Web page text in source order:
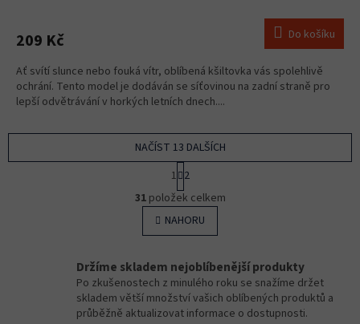
209 Kč Do košíku
Ať svítí slunce nebo fouká vítr, oblíbená kšiltovka vás spolehlivě
ochrání. Tento model je dodáván se síťovinou na zadní straně pro
lepší odvětrávání v horkých letních dnech....
O
v
l
á
a
c
í
p
NAČÍST 13 DALŠÍCH
S
t
r
á
n
k
v
á
n
í
1 2
31položek celkem
NAHORU
Držíme skladem nejoblíbenější produkty
Po zkušenostech z minulého roku se snažíme držet
skladem větší množství vašich oblíbených produktů a
průběžně aktualizovat informace o dostupnosti.